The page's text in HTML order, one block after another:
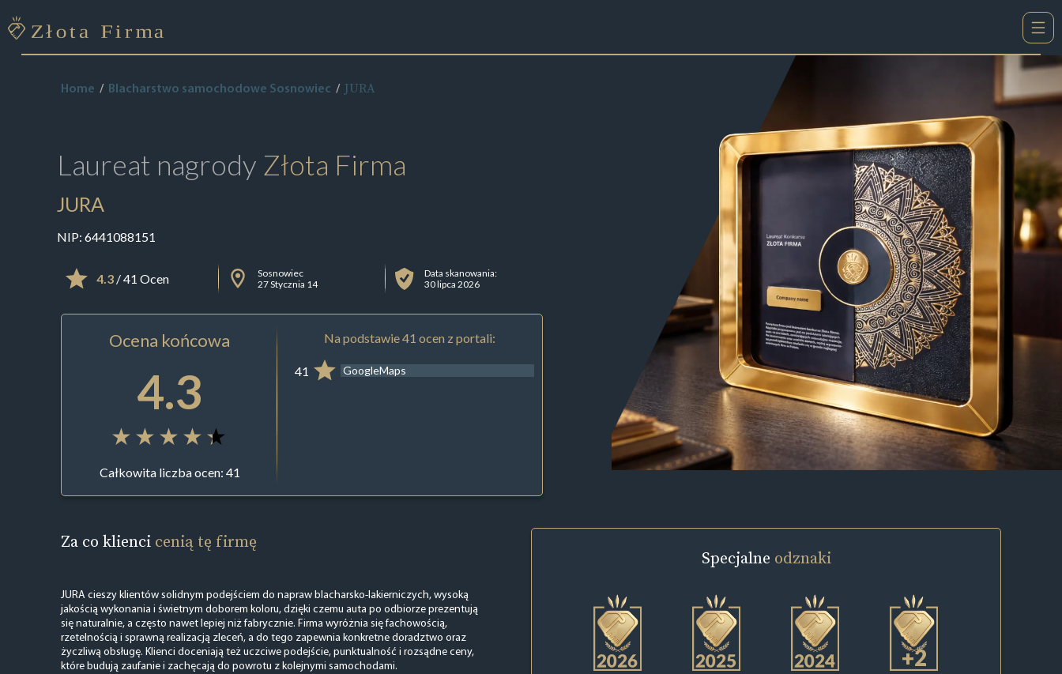
Home Blacharstwo samochodowe Sosnowiec JURA
Laureat nagrody Złota Firma
JURA
NIP: 6441088151
4.3/ 41 Ocen
Sosnowiec
27 Stycznia 14
Data skanowania:
30 lipca 2026
Ocena końcowa
4.3
Całkowita liczba ocen: 41
Na podstawie 41 ocen z portali:
41 GoogleMaps
Za co klienci cenią tę firmę
JURA cieszy klientów solidnym podejściem do napraw blacharsko-lakierniczych, wysoką
jakością wykonania i świetnym doborem koloru, dzięki czemu auta po odbiorze prezentują
się naturalnie, a często nawet lepiej niż fabrycznie. Firma wyróżnia się fachowością,
rzetelnością i sprawną realizacją zleceń, a do tego zapewnia konkretne doradztwo oraz
życzliwą obsługę. Klienci doceniają też uczciwe podejście, punktualność i rozsądne ceny,
które budują zaufanie i zachęcają do powrotu z kolejnymi samochodami.
Specjalne odznaki
+2